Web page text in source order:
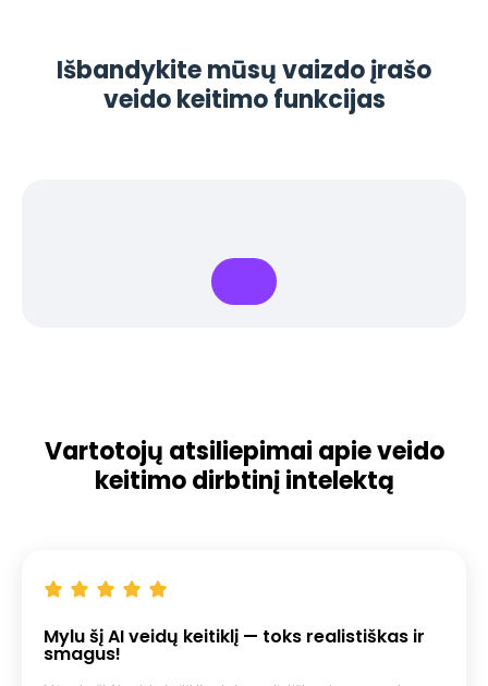
Išbandykite mūsų vaizdo įrašo
veido keitimo funkcijas
Vartotojų atsiliepimai apie veido
keitimo dirbtinį intelektą
Mylu šį AI veidų keitiklį — toks realistiškas ir
smagus!